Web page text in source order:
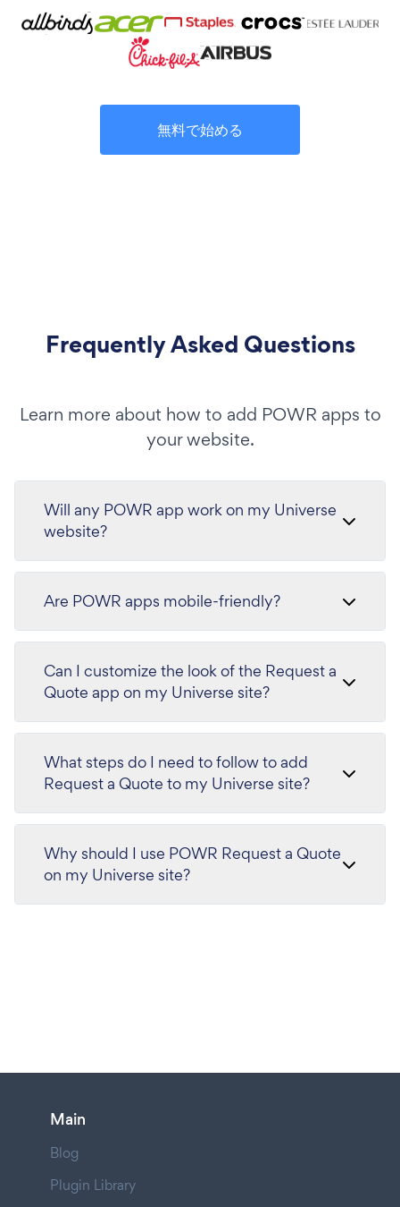
無料で始める
Frequently Asked Questions
Learn more about how to add POWR apps to
your website.
Will any POWR app work on my Universe
website?
Are POWR apps mobile-friendly?
Can I customize the look of the Request a
Quote app on my Universe site?
What steps do I need to follow to add
Request a Quote to my Universe site?
Why should I use POWR Request a Quote
on my Universe site?
Main
Blog
Plugin Library